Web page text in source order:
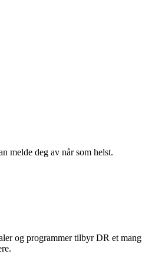
melde deg av når som helst.
og programmer tilbyr DR et